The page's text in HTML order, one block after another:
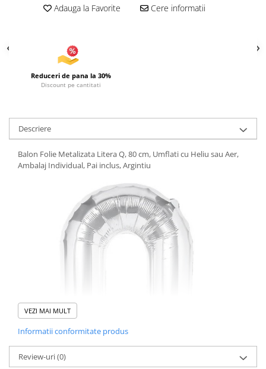
Accesorii Auto
Accesorii biciclete
Ochelari de Protecţie
Articole pentru Copii
Articole diverse pentru copii
Genti, Portofele, Penare
Jucarii Creative
Jucarii pentru copii
Markere si Set Desen
Markere si Set Desen
Scaune de masa bebe
Articole Petrecere
Adauga la Favorite Cere informatii
Reduceri de pana la 30%
Discount pe cantitati
Descriere
Balon Folie Metalizata Litera Q, 80 cm, Umflati cu Heliu sau Aer,
Ambalaj Individual, Pai inclus, Argintiu
VEZI MAI MULT
Informatii conformitate produs
Review-uri(0)